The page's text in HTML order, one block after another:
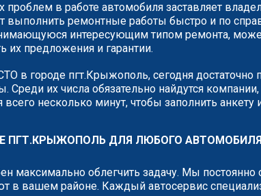
проблем в работе автомобиля заставляет
выполнить ремонтные работы быстро и по
интересующим типом ремонта,
их предложения и гарантии.
в городе пгт.Крыжополь, сегодня
Среди их числа обязательно найдутся
всего несколько минут, чтобы заполнить
ПГТ.КРЫЖОПОЛЬ ДЛЯ ЛЮБОГО АВТОМОБИЛЯ
максимально облегчить задачу. Мы
в вашем районе. Каждый автосервис